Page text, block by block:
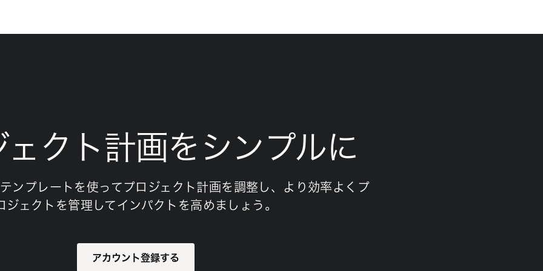
クト計画をシンプルに
ンプレートを使ってプロジェクト計画を調整し、より効率よくプ
ジェクトを管理してインパクトを高めましょう。
アカウント登録する